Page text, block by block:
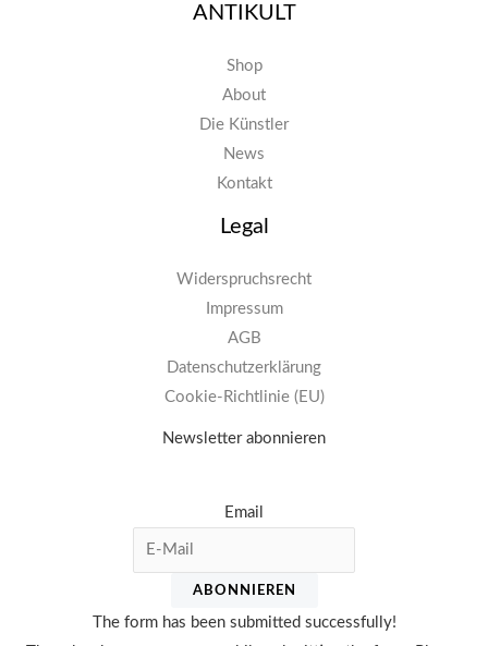
ANTIKULT
Shop
About
Die Künstler
News
Kontakt
Legal
Widerspruchsrecht
Impressum
AGB
Datenschutzerklärung
Cookie-Richtlinie (EU)
Newsletter abonnieren
Email
ABONNIEREN
The form has been submitted successfully!